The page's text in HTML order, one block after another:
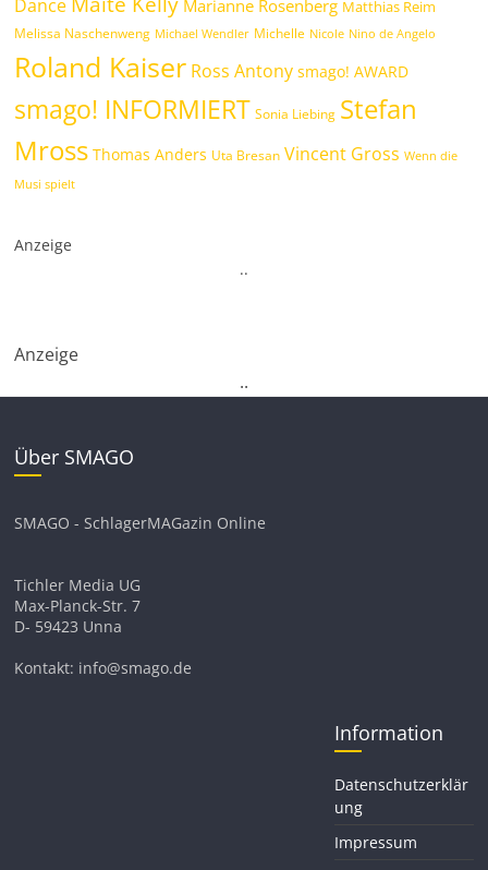
Dance
Marianne Rosenberg Matthias Reim
Melissa Naschenweng Michael Wendler Michelle Nicole Nino de Angelo
Roland Kaiser Ross Antony smago! AWARD
smago! INFORMIERT Sonia Liebing Stefan
Mross Thomas Anders Uta Bresan Vincent Gross Wenn die
Musi spielt
Anzeige
..
Anzeige
..
Über SMAGO
SMAGO - SchlagerMAGazin Online
Tichler Media UG
Max-Planck-Str. 7
D- 59423 Unna
Kontakt: info@smago.de
Information
Datenschutzerklär
ung
Impressum